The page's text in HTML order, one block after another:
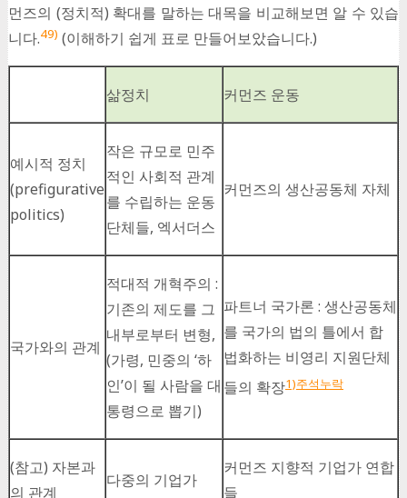
먼즈의 (정치적) 확대를 말하는 대목을 비교해보면 알 수 있습
니다.49) (이해하기 쉽게 표로 만들어보았습니다.)
삶정치 커먼즈 운동
예시적 정치
(prefigurative
politics)
작은 규모로 민주
적인 사회적 관계
를 수립하는 운동
단체들, 엑서더스
커먼즈의 생산공동체 자체
국가와의 관계
적대적 개혁주의 :
기존의 제도를 그
내부로부터 변형,
(가령, 민중의 ‘하
인’이 될 사람을 대
통령으로 뽑기)
파트너 국가론 : 생산공동체
를 국가의 법의 틀에서 합
법화하는 비영리 지원단체
들의 확장1)주석누락
(참고) 자본과
의 관계
다중의 기업가
커먼즈 지향적 기업가 연합
들